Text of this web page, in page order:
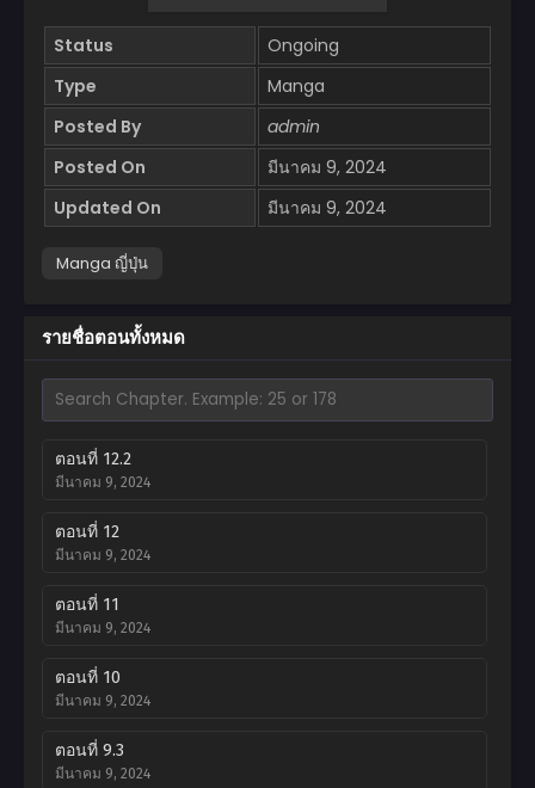
Status
Ongoing
Type
Manga
Posted By
admin
Posted On
มีนาคม 9, 2024
Updated On
มีนาคม 9, 2024
Manga ญี่ปุ่น
รายชื่อตอนทั้งหมด
ตอนที่ 12.2
มีนาคม 9, 2024
ตอนที่ 12
มีนาคม 9, 2024
ตอนที่ 11
มีนาคม 9, 2024
ตอนที่ 10
มีนาคม 9, 2024
ตอนที่ 9.3
มีนาคม 9, 2024